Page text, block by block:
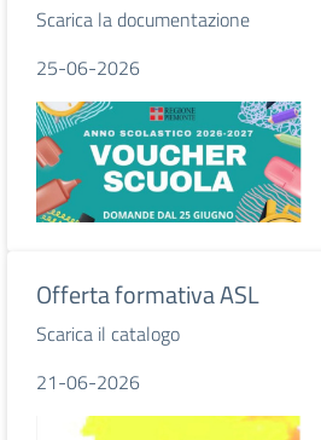
Scarica la documentazione
25-06-2026
Offerta formativa ASL
Scarica il catalogo
21-06-2026